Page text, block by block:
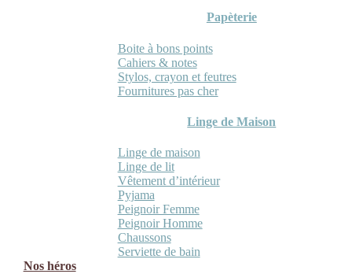
Papèterie
Boite à bons points
Cahiers & notes
Stylos, crayon et feutres
Fournitures pas cher
Linge de Maison
Linge de maison
Linge de lit
Vêtement d’intérieur
Pyjama
Peignoir Femme
Peignoir Homme
Chaussons
Serviette de bain
Nos héros